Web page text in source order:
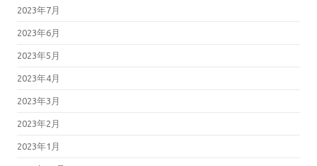
2023年7月
2023年6月
2023年5月
2023年4月
2023年3月
2023年2月
2023年1月